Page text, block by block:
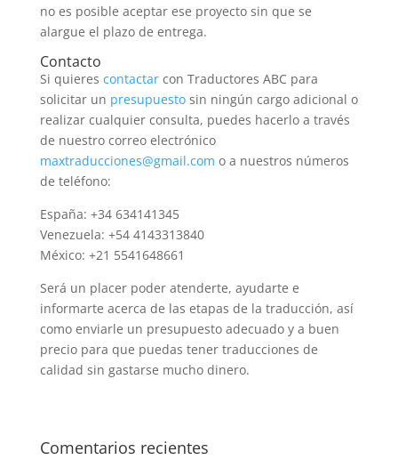
no es posible aceptar ese proyecto sin que se
alargue el plazo de entrega.
Contacto
Si quieres contactarcon Traductores ABC para
solicitar un presupuestosin ningún cargo adicional o
realizar cualquier consulta, puedes hacerlo a través
de nuestro correo electrónico
maxtraducciones@gmail.com o a nuestros números
de teléfono:
España: +34 634141345
Venezuela: +54 4143313840
México: +21 5541648661
Será un placer poder atenderte, ayudarte e
informarte acerca de las etapas de la traducción, así
como enviarle un presupuesto adecuado y a buen
precio para que puedas tener traducciones de
calidad sin gastarse mucho dinero.
Comentarios recientes